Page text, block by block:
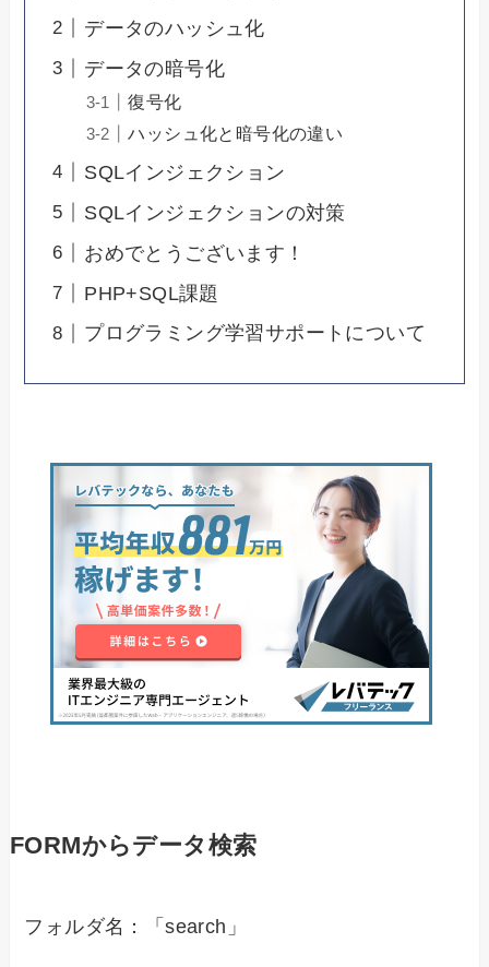
データのハッシュ化
データの暗号化
復号化
ハッシュ化と暗号化の違い
SQLインジェクション
SQLインジェクションの対策
おめでとうございます！
PHP+SQL課題
プログラミング学習サポートについて
FORMからデータ検索
フォルダ名：「search」